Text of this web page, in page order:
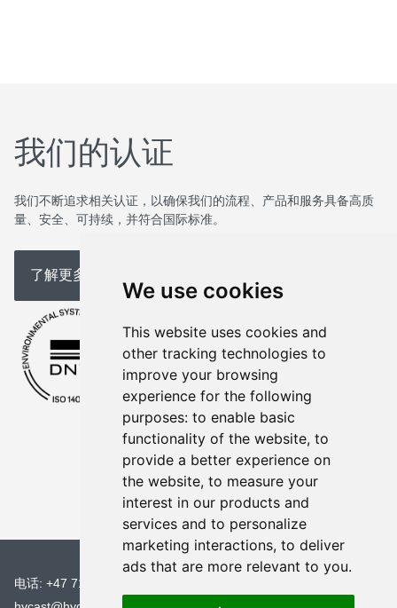
We use cookies
This website uses cookies and
other tracking technologies to
improve your browsing
experience for the following
purposes: to enable basic
functionality of the website, to
provide a better experience on
the website, to measure your
interest in our products and
services and to personalize
marketing interactions, to deliver
ads that are more relevant to you.
我们的认证
我们不断追求相关认证，以确保我们的流程、产品和服务具备高质
量、安全、可持续，并符合国际标准。
了解更多关于我们
电话: +47 71 69 38 00